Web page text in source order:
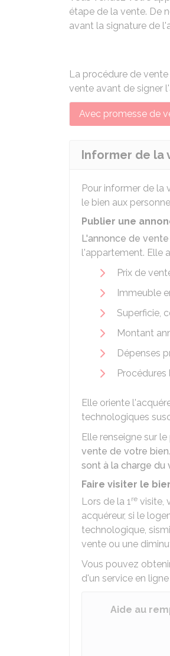
étape de la vente. De
avant la signature de
La procédure de
vente avant de signer
Avec promesse de
Informer de la
Pour informer de la
le bien aux
Publier une
L'annonce de
l'appartement. Elle
Prix de
Immeuble
Superficie,
Montant
Dépenses
Procédures
Elle oriente
technologiques
Elle renseigne sur
vente de votre bien
sont à la charge du
Faire visiter le
Lors de la 1re visite,
acquéreur, si le
technologique,
vente ou une
Vous pouvez
d'un service en ligne
Aide au